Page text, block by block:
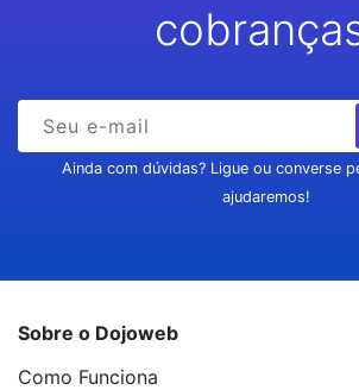
Ainda com dúvidas? Ligue ou converse
ajudaremos!
Sobre o Dojoweb
Como Funciona